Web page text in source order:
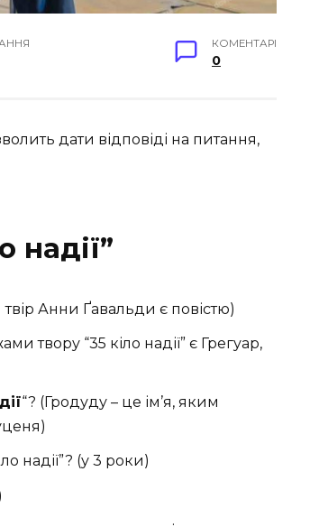
КОМЕНТАРІ
0
дати відповіді на питання,
надії”
Анни Ґавальди є повістю)
твору “35 кіло надії” є Грегуар,
“? (Гродуду – це ім’я, яким
надії”? (у 3 роки)